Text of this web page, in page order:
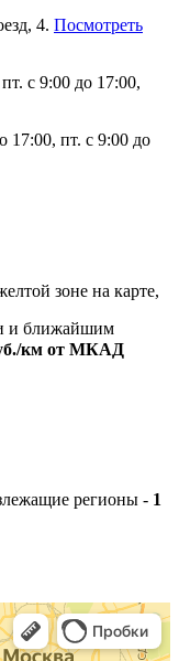
4. Посмотреть
с 9:00 до 17:00,
17:00, пт. с 9:00 до
зоне на карте,
и ближайшим
км от МКАД
регионы - 1